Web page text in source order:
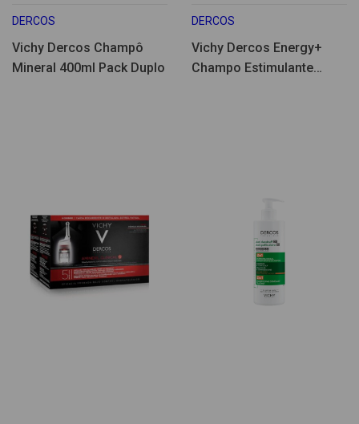
DERCOS
Vichy Dercos Champô
Mineral 400ml Pack Duplo
DERCOS
Vichy Dercos Energy+
Champo Estimulante